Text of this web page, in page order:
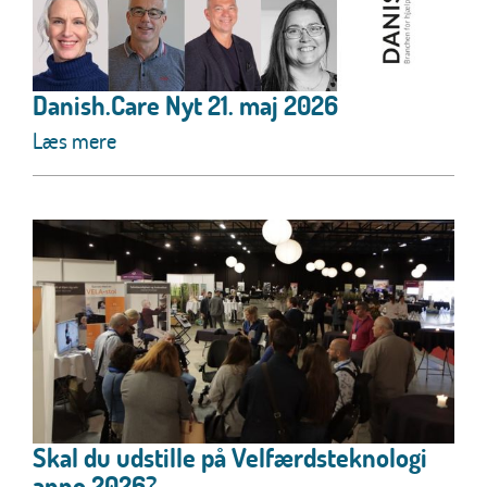
Danish.Care Nyt 21. maj 2026
Læs mere
Skal du udstille på Velfærdsteknologi